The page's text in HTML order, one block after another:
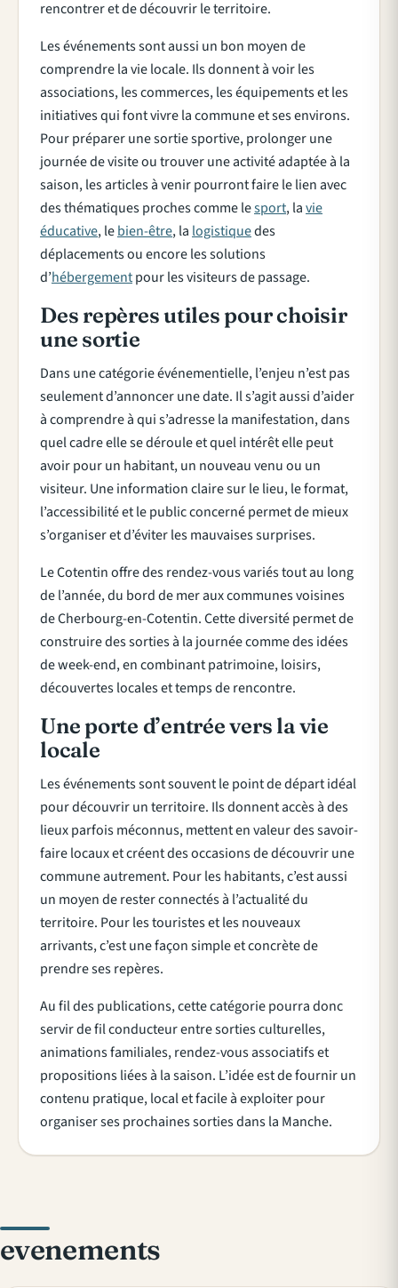
rencontrer et de découvrir le territoire.
Les événements sont aussi un bon moyen de
comprendre la vie locale. Ils donnent à voir les
associations, les commerces, les équipements et les
initiatives qui font vivre la commune et ses environs.
Pour préparer une sortie sportive, prolonger une
journée de visite ou trouver une activité adaptée à la
saison, les articles à venir pourront faire le lien avec
des thématiques proches comme lesport, lavie
éducative, lebien-être, la logistiquedes
déplacements ou encore les solutions
d’hébergementpour les visiteurs de passage.
Des repères utiles pour choisir
une sortie
Dans une catégorie événementielle, l’enjeu n’est pas
seulement d’annoncer une date. Il s’agit aussi d’aider
à comprendre à qui s’adresse la manifestation, dans
quel cadre elle se déroule et quel intérêt elle peut
avoir pour un habitant, un nouveau venu ou un
visiteur. Une information claire sur le lieu, le format,
l’accessibilité et le public concerné permet de mieux
s’organiser et d’éviter les mauvaises surprises.
Le Cotentin offre des rendez-vous variés tout au long
de l’année, du bord de mer aux communes voisines
de Cherbourg-en-Cotentin. Cette diversité permet de
construire des sorties à la journée comme des idées
de week-end, en combinant patrimoine, loisirs,
découvertes locales et temps de rencontre.
Une porte d’entrée vers la vie
locale
Les événements sont souvent le point de départ idéal
pour découvrir un territoire. Ils donnent accès à des
lieux parfois méconnus, mettent en valeur des savoir-
faire locaux et créent des occasions de découvrir une
commune autrement. Pour les habitants, c’est aussi
un moyen de rester connectés à l’actualité du
territoire. Pour les touristes et les nouveaux
arrivants, c’est une façon simple et concrète de
prendre ses repères.
Au fil des publications, cette catégorie pourra donc
servir de fil conducteur entre sorties culturelles,
animations familiales, rendez-vous associatifs et
propositions liées à la saison. L’idée est de fournir un
contenu pratique, local et facile à exploiter pour
organiser ses prochaines sorties dans la Manche.
evenements